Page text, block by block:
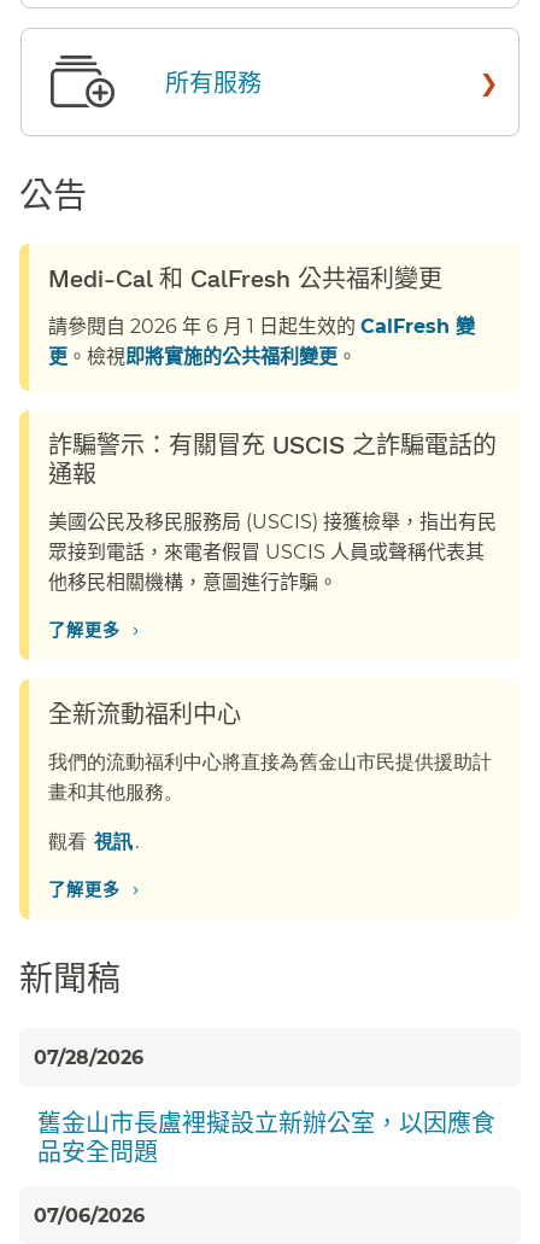
所有服務 ›
公告​​
Medi-Cal 和 CalFresh 公共福利變更​​
請參閱自 2026 年 6 月 1 日起生效的 CalFresh 變
更 。檢視 即將實施的公共福利變更 。​​
詐騙警示：有關冒充 USCIS 之詐騙電話的
通報​​
美國公民及移民服務局 (USCIS) 接獲檢舉，指出有民
眾接到電話，來電者假冒 USCIS 人員或聲稱代表其
他移民相關機構，意圖進行詐騙。​​
了解更多​​ ›
全新流動福利中心​​
我們的流動福利中心將直接為舊金山市民提供援助計
畫和其他服務。​​
觀看​​ 視訊​​.
了解更多​​ ›
新聞稿​​
07/28/2026
舊金山市長盧裡擬設立新辦公室，以因應食
品安全問題​​
07/06/2026